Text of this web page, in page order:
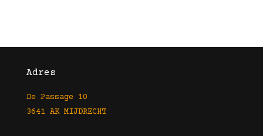
Adres
De Passage 10
3641 AK MIJDRECHT